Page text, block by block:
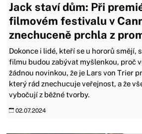
Jack staví dům: Při
filmovém festivalu v
znechuceně prchla z
Dokonce i lidé, kteří se u hororů smějí,
filmu budou zabývat myšlenkou, proč
žádnou novinkou, že je Lars von Trier
který rád znechucuje veřejnost, a že
vybočují z běžné tvorby.
02.07.2024